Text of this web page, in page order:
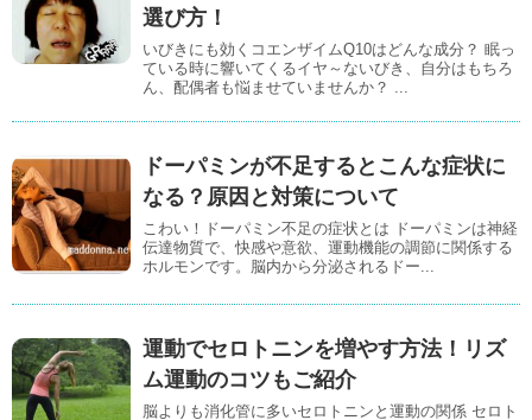
選び方！
いびきにも効くコエンザイムQ10はどんな成分？ 眠っ
ている時に響いてくるイヤ～ないびき、自分はもちろ
ん、配偶者も悩ませていませんか？ ...
ドーパミンが不足するとこんな症状に
なる？原因と対策について
こわい！ドーパミン不足の症状とは ドーパミンは神経
伝達物質で、快感や意欲、運動機能の調節に関係する
ホルモンです。脳内から分泌されるドー...
運動でセロトニンを増やす方法！リズ
ム運動のコツもご紹介
脳よりも消化管に多いセロトニンと運動の関係 セロト